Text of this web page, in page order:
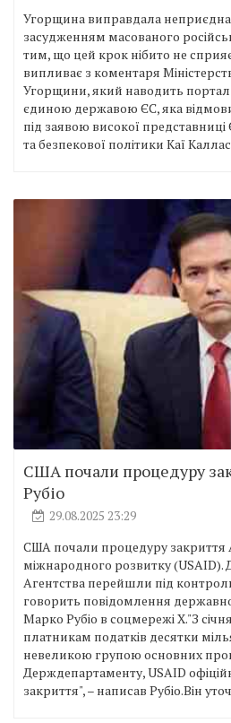
Угорщина виправдала
засудженням масованого
тим, що цей крок нібито не
випливає з коментаря
Угорщини, який наводить
єдиною державою ЄС, яка
під заявою високої
та безпекової політики Каї
США почали процедуру
Рубіо
29.08.2025 23:29
США почали процедуру закриття
міжнародного розвитку (USAID).
Агентства перейшли під
говорить повідомлення
Марко Рубіо в соцмережі X."З
платникам податків десятки
невеликою групою основних
Держдепартаменту, USAID
закриття", – написав Рубіо.Він